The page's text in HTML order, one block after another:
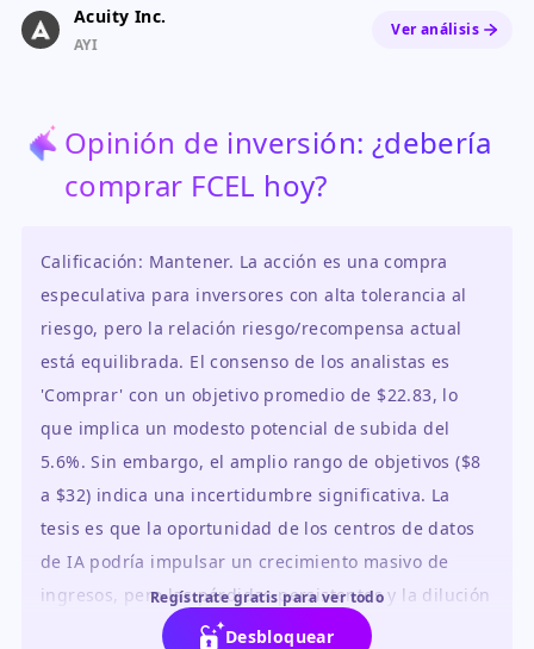
Acuity Inc.
AYI
Ver análisis
Opinión de inversión: ¿debería
comprar FCEL hoy?
Calificación: Mantener. La acción es una compra
especulativa para inversores con alta tolerancia al
riesgo, pero la relación riesgo/recompensa actual
está equilibrada. El consenso de los analistas es
'Comprar' con un objetivo promedio de $22.83, lo
que implica un modesto potencial de subida del
5.6%. Sin embargo, el amplio rango de objetivos ($8
a $32) indica una incertidumbre significativa. La
tesis es que la oportunidad de los centros de datos
de IA podría impulsar un crecimiento masivo de
ingresos, pero las pérdidas persistentes y la dilución
son preocupaciones importantes.
Regístrate gratis para ver todo
Desbloquear